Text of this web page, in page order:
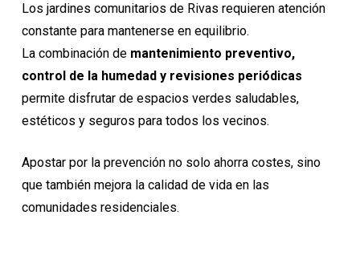
Los jardines comunitarios de Rivas requieren atención
constante para mantenerse en equilibrio.
La combinación de mantenimiento preventivo,
control de la humedad y revisiones periódicas
permite disfrutar de espacios verdes saludables,
estéticos y seguros para todos los vecinos.
Apostar por la prevención no solo ahorra costes, sino
que también mejora la calidad de vida en las
comunidades residenciales.